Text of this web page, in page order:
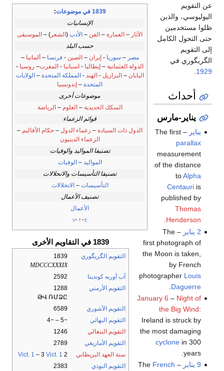
1839 في موضوعات
:
الإنسانيات
الآثار – العمارة – الفن – الأدب ( الشعر ) – الموسيقى
حسب البلد
مصر – سوريا - إيران – الصين - فرنسا – ألمانيا –
الدولة العثمانية – إيطاليا - اسبانيا - المغرب– روسيا -
اليابان – البرازيل - الهند - المملكة المتحدة – الولايات
المتحدة – إندونسيا
موضوعات أخرى
السكك الحديدية – العلوم – الرياضة
قوائم الزعماء
الدول ذات السيادة – زعماء الدول – حكام الأقاليم –
الزعماء الدينيون
تصنيفا المواليد والوفيات
المواليد – الوفيات
تصنيفا التأسيسات والانحلالات
التأسيسات – الانحلالات
تصنيف الأعمال
الأعمال
v t e
1839 في التقاويم الأخرى
التقويم الگريگوري
1839
MDCCCXXXIX
آب أوربه كونديتا
2592
التقويم الأرمني
1288
ԹՎ ՌՄՁԸ
التقويم الآشوري
6589
التقويم البهائي
−5 – −4
التقويم البنغالي
1246
التقويم الأمازيغي
2789
سنة العهد البريطاني
2
Vict. 1 – 3 Vict. 1
التقويم البوذي
2383
عن التقويم
اليوليوسي، والذين
ظلوا مستخدمين
حتى التحول الكامل
إلى التقويم
الگريگوري في
1929
أحداث
يناير-مارس
يناير – The first
parallax
measurement
of the distance
toAlpha
Centauriis
published by
Thomas
Henderson
2 يناير
– The
first photograph of
the Moon is taken,
by French
photographer Louis
Daguerre
January 6 – Night of
the Big Wind:
Ireland is struck by
the most damaging
cyclonein 300
years.
9 يناير
– The
French